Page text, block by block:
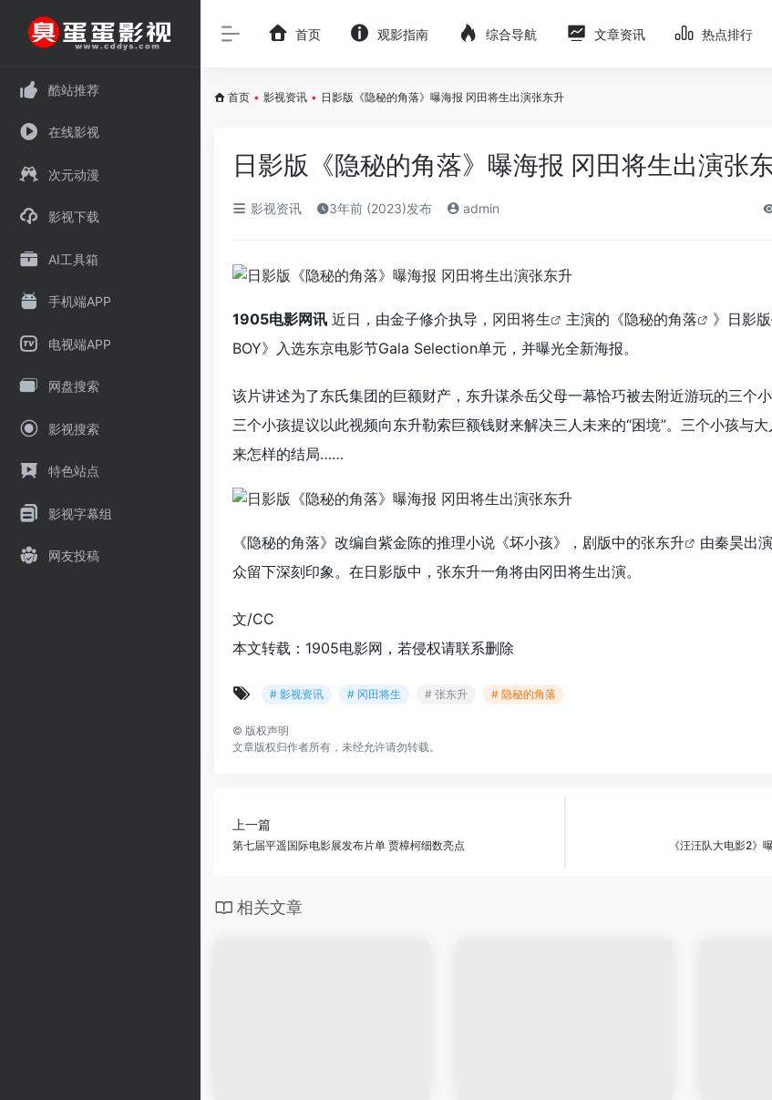
酷站推荐
在线影视
次元动漫
影视下载
AI工具箱
手机端APP
电视端APP
网盘搜索
影视搜索
特色站点
影视字幕组
网友投稿
首页 观影指南 综合导航 文章资讯 热点排行
首页 • 影视资讯 • 日影版《隐秘的角落》曝海报 冈田将生出演张东升
日影版《隐秘的角落》曝海报 冈田将生出演张
影视资讯 3年前 (2023)发布 admin
1905电影网讯 近日，由金子修介执导， 冈田将生 主演的《隐秘的角落
》日影
BOY》入选东京电影节Gala Selection单元，并曝光全新海报。
该片讲述为了东氏集团的巨额财产，东升谋杀岳父母一幕恰巧被去附近游玩的三个小
三个小孩提议以此视频向东升勒索巨额钱财来解决三人未来的“困境”。三个小孩与
来怎样的结局……
《隐秘的角落》改编自紫金陈的推理小说《坏小孩》，剧版中的张东升
由秦昊出
众留下深刻印象。在日影版中，张东升一角将由冈田将生出演。
文/CC
本文转载：1905电影网，若侵权请联系删除
# 影视资讯 # 冈田将生 # 张东升 # 隐秘的角落
© 版权声明
文章版权归作者所有，未经允许请勿转载。
上一篇
第七届平遥国际电影展发布片单 贾樟柯细数亮点 《汪汪队大电影2》
相关文章